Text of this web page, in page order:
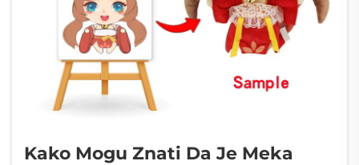
Kako Mogu Znati Da Je Meka